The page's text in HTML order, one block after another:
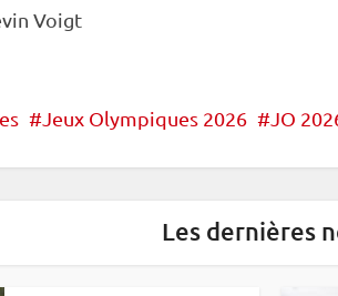
Voigt
Jeux Olympiques 2026 JO
Les dernières